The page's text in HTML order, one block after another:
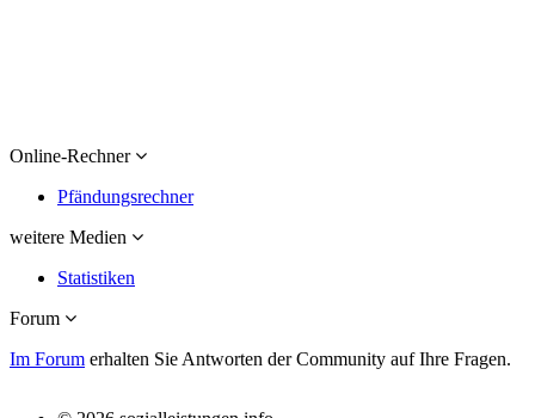
Online-Rechner
Pfändungsrechner
weitere Medien
Statistiken
Forum
Im Forum erhalten Sie Antworten der Community auf Ihre Fragen.